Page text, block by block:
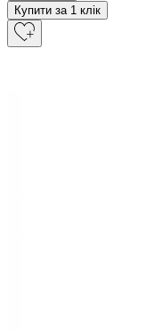
Купити за 1 клiк